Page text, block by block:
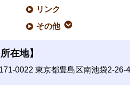
リンク
その他
所在地】
0022 東京都豊島区南池袋2-26-4